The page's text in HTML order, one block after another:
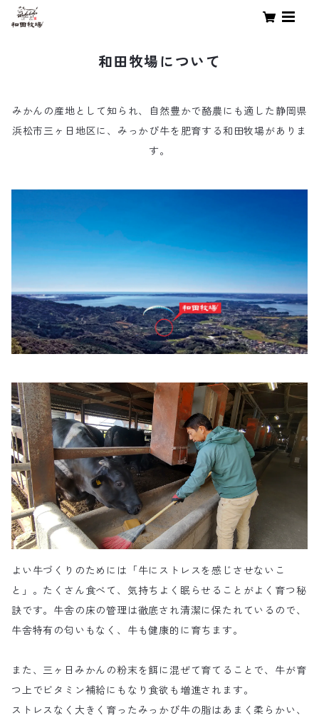
和田牧場について
みかんの産地として知られ、自然豊かで酪農にも適した静岡県
浜松市三ヶ日地区に、みっかび牛を肥育する和田牧場がありま
す。
よい牛づくりのためには「牛にストレスを感じさせないこ
と」。たくさん食べて、気持ちよく眠らせることがよく育つ秘
訣です。牛舎の床の管理は徹底され清潔に保たれているので、
牛舎特有の匂いもなく、牛も健康的に育ちます。
また、三ヶ日みかんの粉末を餌に混ぜて育てることで、牛が育
つ上でビタミン補給にもなり食欲も増進されます。
ストレスなく大きく育ったみっかび牛の脂はあまく柔らかい、